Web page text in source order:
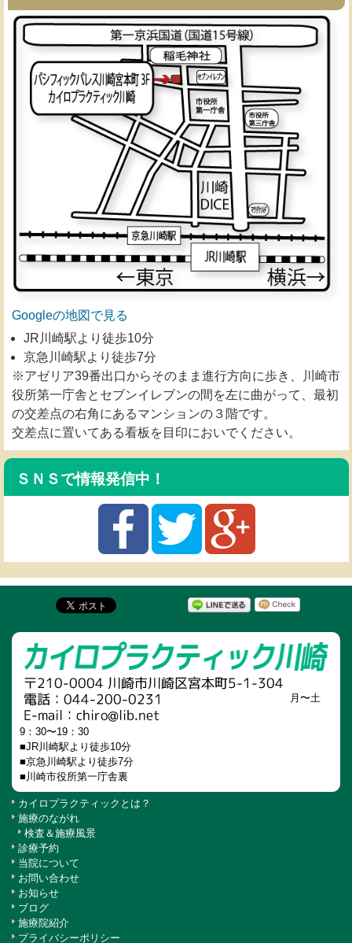
Googleの地図で見る
JR川崎駅より徒歩10分
京急川崎駅より徒歩7分
※アゼリア39番出口からそのまま進行方向に歩き、川崎市
役所第一庁舎とセブンイレブンの間を左に曲がって、最初
の交差点の右角にあるマンションの３階です。
交差点に置いてある看板を目印においでください。
ＳＮＳで情報発信中！
月〜土
9：30〜19：30
■JR川崎駅より徒歩10分
■京急川崎駅より徒歩7分
■川崎市役所第一庁舎裏
カイロプラクティックとは？
施療のながれ
検査＆施療風景
診療予約
当院について
お問い合わせ
お知らせ
ブログ
施療院紹介
プライバシーポリシー